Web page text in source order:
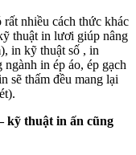
nhiều cách thức khác
thuật in lươi giúp nâng
in kỹ thuật số , in
in ép áo, ép gạch
sẽ thấm đều mang lại
kỹ thuật in ấn cũng